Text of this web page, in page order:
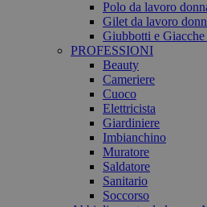
Polo da lavoro
Gilet da lavoro
Giubbotti e
PROFESSIONI
Beauty
Cameriere
Cuoco
Elettricista
Giardiniere
Imbianchino
Muratore
Saldatore
Sanitario
Soccorso